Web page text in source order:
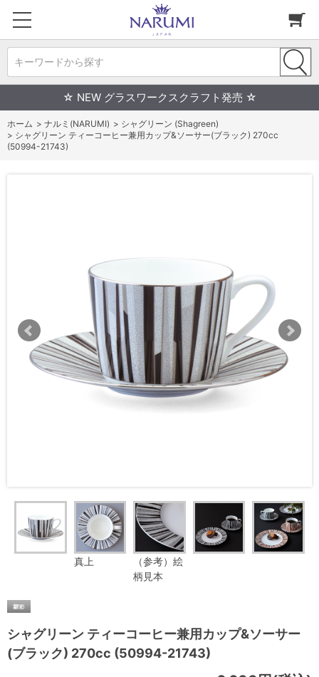
キーワードから探す
☆ NEW グラスワークスクラフト発売 ☆
ホーム > ナルミ(NARUMI) > シャグリーン (Shagreen)
> シャグリーン ティーコーヒー兼用カップ&ソーサー(ブラック) 270cc
(50994-21743)
真上
（参考）絵
柄見本
シャグリーン ティーコーヒー兼用カップ&ソーサー
(ブラック) 270cc (50994-21743)